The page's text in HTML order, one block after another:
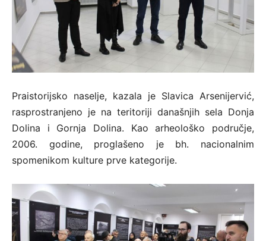
Praistorijsko naselje, kazala je Slavica Arsenijervić,
rasprostranjeno je na teritoriji današnjih sela Donja
Dolina i Gornja Dolina. Kao arheološko područje,
2006. godine, proglašeno je bh. nacionalnim
spomenikom kulture prve kategorije.